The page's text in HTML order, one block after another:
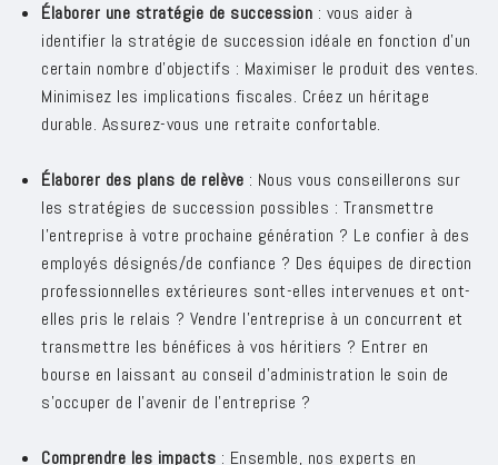
Élaborer une stratégie de succession : vous aider à
identifier la stratégie de succession idéale en fonction d'un
certain nombre d'objectifs : Maximiser le produit des ventes.
Minimisez les implications fiscales. Créez un héritage
durable. Assurez-vous une retraite confortable.
Élaborer des plans de relève : Nous vous conseillerons sur
les stratégies de succession possibles : Transmettre
l’entreprise à votre prochaine génération ? Le confier à des
employés désignés/de confiance ? Des équipes de direction
professionnelles extérieures sont-elles intervenues et ont-
elles pris le relais ? Vendre l'entreprise à un concurrent et
transmettre les bénéfices à vos héritiers ? Entrer en
bourse en laissant au conseil d’administration le soin de
s’occuper de l’avenir de l’entreprise ?
Comprendre les impacts : Ensemble, nos experts en